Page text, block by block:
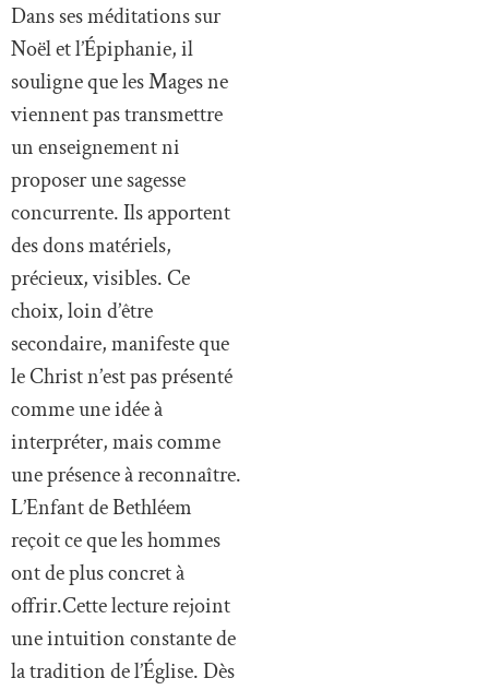
Dans ses méditations sur
Noël et l’Épiphanie, il
souligne que les Mages ne
viennent pas transmettre
un enseignement ni
proposer une sagesse
concurrente. Ils apportent
des dons matériels,
précieux, visibles. Ce
choix, loin d’être
secondaire, manifeste que
le Christ n’est pas présenté
comme une idée à
interpréter, mais comme
une présence à reconnaître.
L’Enfant de Bethléem
reçoit ce que les hommes
ont de plus concret à
offrir.Cette lecture rejoint
une intuition constante de
la tradition de l’Église. Dès